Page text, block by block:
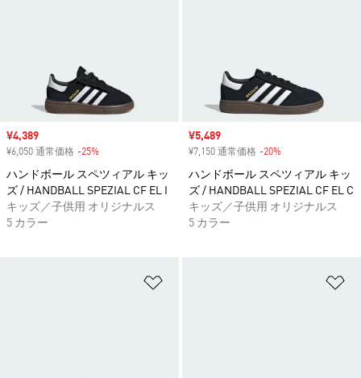
セール価格
¥4,389
¥6,050 通常価格 -25%
ハンドボール スペツィアル キッ
ズ / HANDBALL SPEZIAL CF EL I
キッズ／子供用 オリジナルス
5 カラー
セール価格
¥5,489
¥7,150 通常価格 -20%
ハンドボール スペツィアル キッ
ズ / HANDBALL SPEZIAL CF EL C
キッズ／子供用 オリジナルス
5 カラー